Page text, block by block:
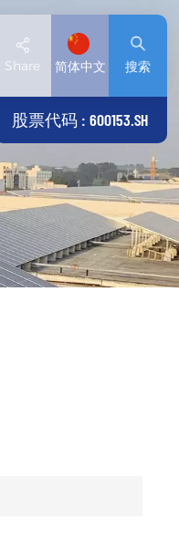
Share 简体中文
English
Deutsch
español
日本語
搜索
股票代码 : 600153.SH